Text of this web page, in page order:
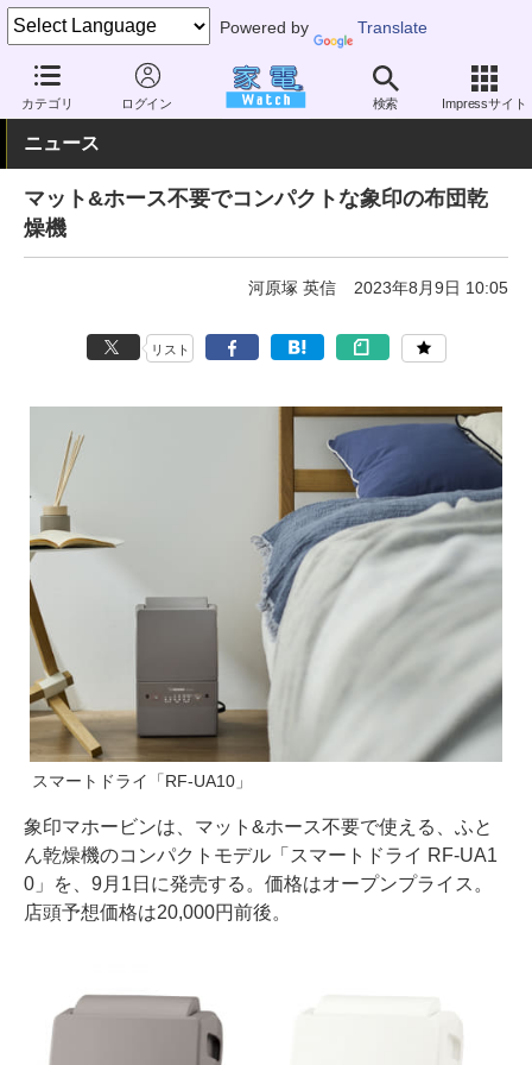
Powered by Translate
カテゴリ ログイン 検索 Impressサイト
家電 Watch 生活家電 家事家電 布団乾燥機
ニュース
マット&ホース不要でコンパクトな象印の布団乾
燥機
河原塚 英信 2023年8月9日 10:05
リスト
スマートドライ「RF-UA10」
象印マホービンは、マット&ホース不要で使える、ふと
ん乾燥機のコンパクトモデル「スマートドライ RF-UA1
0」を、9月1日に発売する。価格はオープンプライス。
店頭予想価格は20,000円前後。